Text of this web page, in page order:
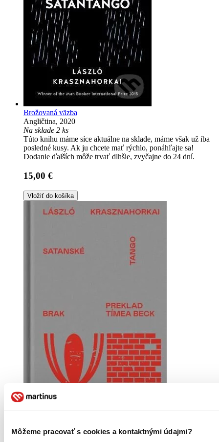
Môžeme pracovať s cookies a kontaktnými údajmi?
Brožovaná väzba
Angličtina, 2020
Na sklade 2 ks
Túto knihu máme síce aktuálne na sklade, máme však už iba
posledné kusy. Ak ju chcete mať rýchlo, ponáhľajte sa!
Dodanie ďalších môže trvať dlhšie, zvyčajne do 24 dní.
15,00 €
Vložiť do košíka